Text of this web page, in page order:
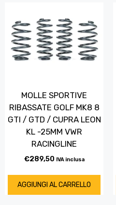
MOLLE SPORTIVE
RIBASSATE GOLF MK8 8
GTI / GTD / CUPRA LEON
KL -25MM VWR
RACINGLINE
€289,50 IVA inclusa
AGGIUNGI AL CARRELLO